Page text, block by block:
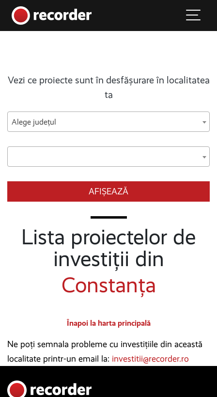
Main Navigation
Vezi ce proiecte sunt în desfășurare în localitatea
ta
Alege județul
AFIȘEAZĂ
Lista proiectelor de
investiții din
Constanța
Înapoi la harta principală
Ne poți semnala probleme cu investițiile din această
localitate printr-un email la: investitii@recorder.ro